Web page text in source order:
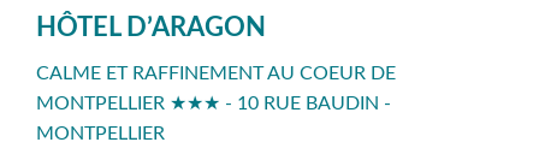
HÔTEL D’ARAGON
CALME ET RAFFINEMENT AU COEUR DE
MONTPELLIER ★★★ - 10 RUE BAUDIN -
MONTPELLIER